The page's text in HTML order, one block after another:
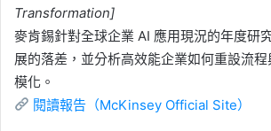
Transformation]
麥肯錫針對全球企業 AI 應用現況的年度研
展的落差，並分析高效能企業如何重設流
模化。
閱讀報告（McKinsey Official Site）